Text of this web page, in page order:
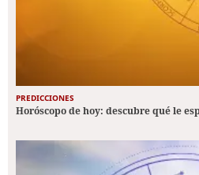
PREDICCIONES
Horóscopo de hoy: descubre qué le